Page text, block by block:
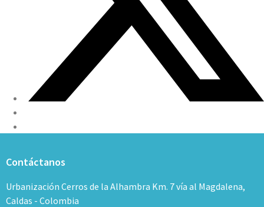
Contáctanos
Urbanización Cerros de la Alhambra Km. 7 vía al Magdalena,
Caldas - Colombia